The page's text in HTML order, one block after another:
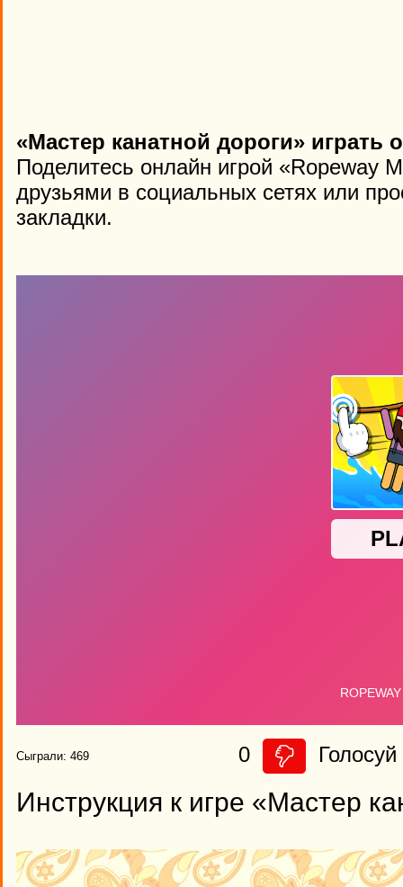
«Мастер канатной дороги» играть
Поделитесь онлайн игрой «Ropeway
друзьями в социальных сетях или
закладки.
Сыграли: 469 0 Голосуй
Инструкция к игре «Мастер